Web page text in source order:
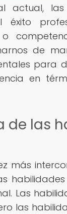
actual,
de
para
en
de las
más
Las
las